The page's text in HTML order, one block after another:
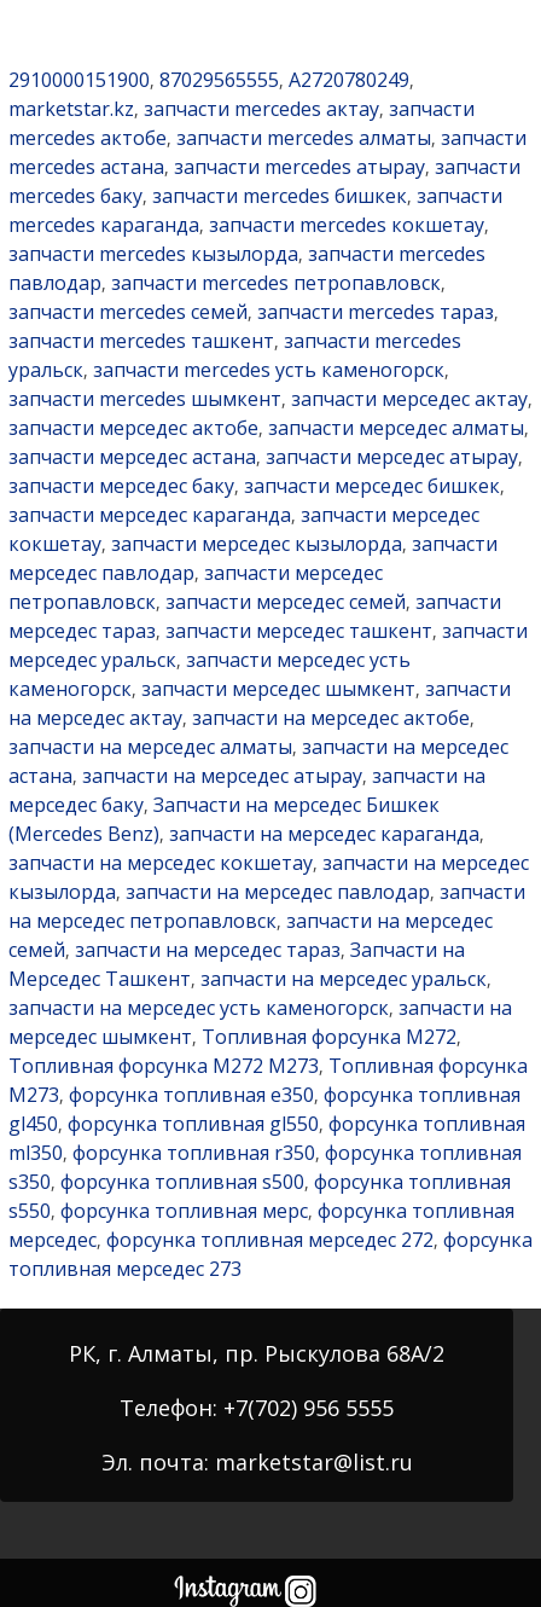
2910000151900, 87029565555, A2720780249,
marketstar.kz, запчасти mercedes актау, запчасти
mercedes актобе, запчасти mercedes алматы, запчасти
mercedes астана, запчасти mercedes атырау, запчасти
mercedes баку, запчасти mercedes бишкек, запчасти
mercedes караганда, запчасти mercedes кокшетау,
запчасти mercedes кызылорда, запчасти mercedes
павлодар, запчасти mercedes петропавловск,
запчасти mercedes семей, запчасти mercedes тараз,
запчасти mercedes ташкент, запчасти mercedes
уральск, запчасти mercedes усть каменогорск,
запчасти mercedes шымкент, запчасти мерседес актау,
запчасти мерседес актобе, запчасти мерседес алматы,
запчасти мерседес астана, запчасти мерседес атырау,
запчасти мерседес баку, запчасти мерседес бишкек,
запчасти мерседес караганда, запчасти мерседес
кокшетау, запчасти мерседес кызылорда, запчасти
мерседес павлодар, запчасти мерседес
петропавловск, запчасти мерседес семей, запчасти
мерседес тараз, запчасти мерседес ташкент, запчасти
мерседес уральск, запчасти мерседес усть
каменогорск, запчасти мерседес шымкент, запчасти
на мерседес актау, запчасти на мерседес актобе,
запчасти на мерседес алматы, запчасти на мерседес
астана, запчасти на мерседес атырау, запчасти на
мерседес баку, Запчасти на мерседес Бишкек
(Mercedes Benz), запчасти на мерседес караганда,
запчасти на мерседес кокшетау, запчасти на мерседес
кызылорда, запчасти на мерседес павлодар, запчасти
на мерседес петропавловск, запчасти на мерседес
семей, запчасти на мерседес тараз, Запчасти на
Мерседес Ташкент, запчасти на мерседес уральск,
запчасти на мерседес усть каменогорск, запчасти на
мерседес шымкент, Топливная форсунка M272,
Топливная форсунка M272 M273, Топливная форсунка
M273, форсунка топливная e350, форсунка топливная
gl450, форсунка топливная gl550, форсунка топливная
ml350, форсунка топливная r350, форсунка топливная
s350, форсунка топливная s500, форсунка топливная
s550, форсунка топливная мерс, форсунка топливная
мерседес, форсунка топливная мерседес 272, форсунка
топливная мерседес 273
РК, г. Алматы, пр. Рыскулова 68А/2
Телефон: +7(702) 956 5555
Эл. почта: marketstar@list.ru